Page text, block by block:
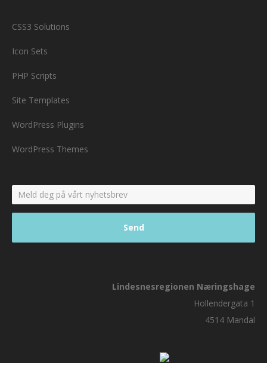
CSS3 Solutions
Icon Sets
PHP Scripts
Site Templates
WordPress Plugins
WordPress Themes
Lindesnesregionen Næringshage
Hollendergata 1
4514 Mandal